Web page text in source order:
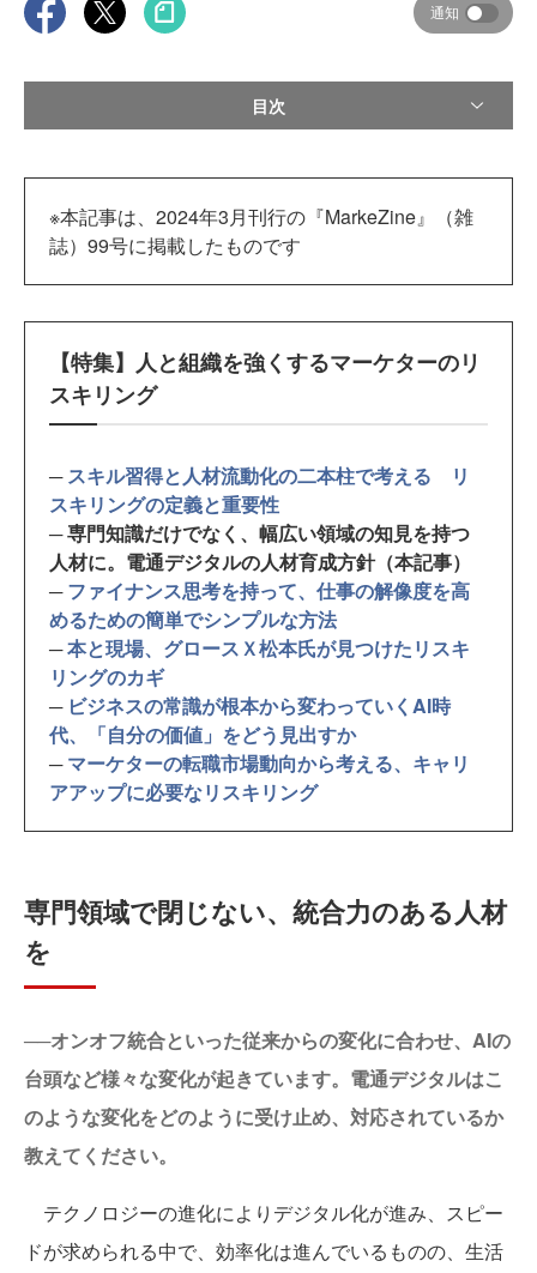
通知
目次
※本記事は、2024年3月刊行の『MarkeZine』（雑
誌）99号に掲載したものです
【特集】人と組織を強くするマーケターのリ
スキリング
─スキル習得と人材流動化の二本柱で考える リ
スキリングの定義と重要性
─ 専門知識だけでなく、幅広い領域の知見を持つ
人材に。電通デジタルの人材育成方針（本記事）
─ファイナンス思考を持って、仕事の解像度を高
めるための簡単でシンプルな方法
─本と現場、グロースＸ松本氏が見つけたリスキ
リングのカギ
─ ビジネスの常識が根本から変わっていくAI時
代、「自分の価値」をどう見出すか
─マーケターの転職市場動向から考える、キャリ
アアップに必要なリスキリング
専門領域で閉じない、統合力のある人材
を
──オンオフ統合といった従来からの変化に合わせ、AIの
台頭など様々な変化が起きています。電通デジタルはこ
のような変化をどのように受け止め、対応されているか
教えてください。
テクノロジーの進化によりデジタル化が進み、スピー
ドが求められる中で、効率化は進んでいるものの、生活